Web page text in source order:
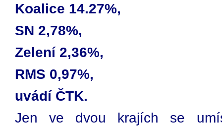
Koalice 14.27%,
SN 2,78%,
Zelení 2,36%,
RMS 0,97%,
uvádí ČTK.
Jen ve dvou krajích se